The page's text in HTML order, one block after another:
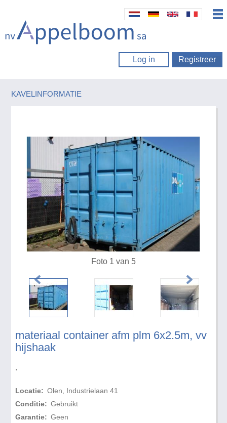
Log in Registreer
KAVELINFORMATIE
materiaal container afm plm 6x2.5m, vv
hijshaak
.
Locatie: Olen, Industrielaan 41
Conditie: Gebruikt
Garantie: Geen
Foto 1 van 5